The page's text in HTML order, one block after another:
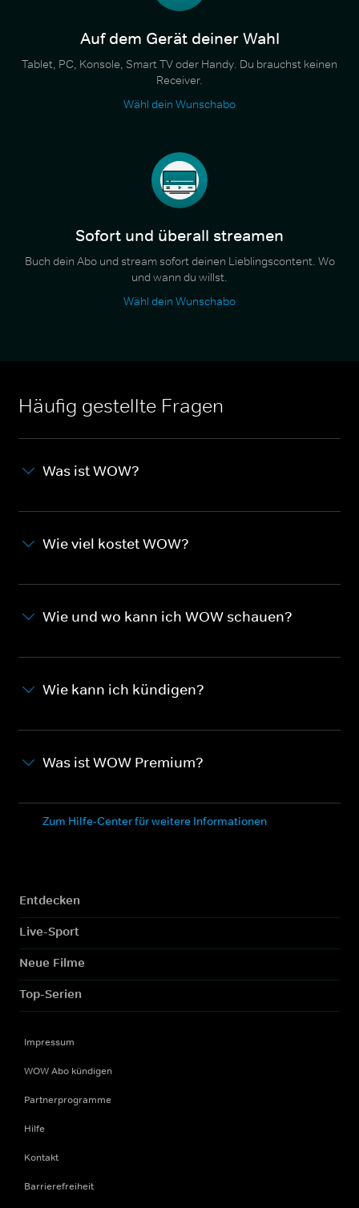
Auf dem Gerät deiner Wahl
Tablet, PC, Konsole, Smart TV oder Handy. Du brauchst keinen
Receiver.
Wähl dein Wunschabo
Sofort und überall streamen
Buch dein Abo und stream sofort deinen Lieblingscontent. Wo
und wann du willst.
Wähl dein Wunschabo
Häufig gestellte Fragen
Was ist WOW?
Wie viel kostet WOW?
Wie und wo kann ich WOW schauen?
Wie kann ich kündigen?
Was ist WOW Premium?
Zum Hilfe-Center für weitere Informationen
Entdecken
Live-Sport
Neue Filme
Top-Serien
Impressum
WOW Abo kündigen
Partnerprogramme
Hilfe
Kontakt
Barrierefreiheit